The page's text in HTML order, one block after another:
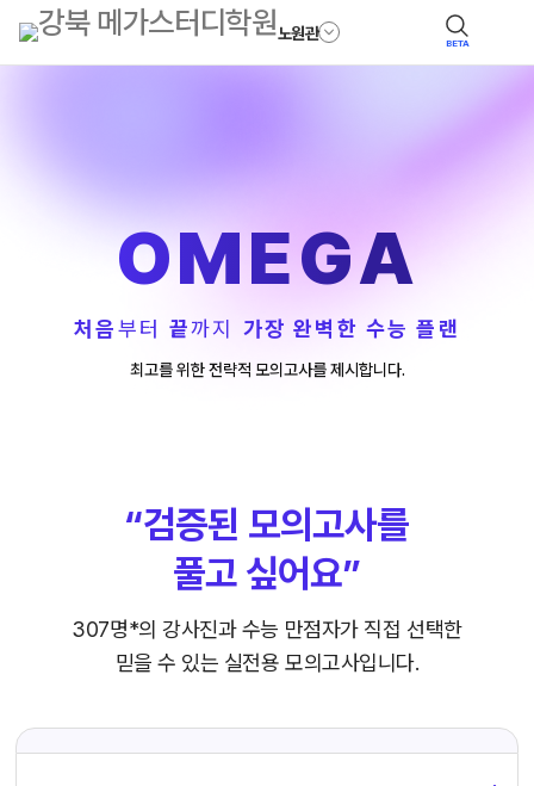
노원관 BETA
OMEGA
처음부터끝까지 가장 완벽한 수능 플랜
최고를 위한 전략적 모의고사를 제시합니다.
“검증된 모의고사를
풀고 싶어요”
307명*의 강사진과 수능 만점자가직접 선택한
믿을 수 있는 실전용 모의고사입니다.